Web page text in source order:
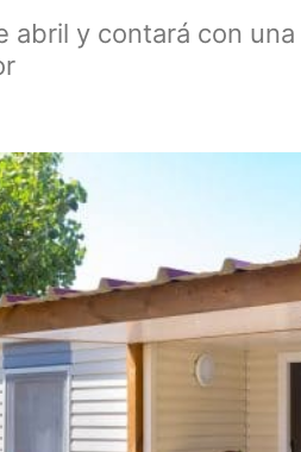
abril y contará con una